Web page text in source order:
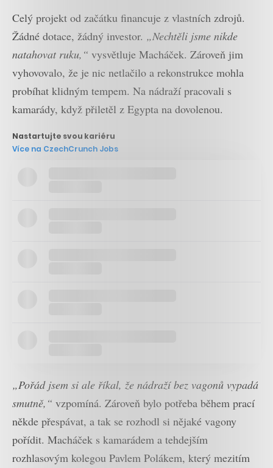
Celý projekt od začátku financuje z vlastních zdrojů.
Žádné dotace, žádný investor. „Nechtěli jsme nikde
natahovat ruku,“ vysvětluje Macháček. Zároveň jim
vyhovovalo, že je nic netlačilo a rekonstrukce mohla
probíhat klidným tempem. Na nádraží pracovali s
kamarády, když přiletěl z Egypta na dovolenou.
Nastartujte svou kariéru
Více na CzechCrunch Jobs
„Pořád jsem si ale říkal, že nádraží bez vagonů vypadá
smutně,“ vzpomíná. Zároveň bylo potřeba během prací
někde přespávat, a tak se rozhodl si nějaké vagony
pořídit. Macháček s kamarádem a tehdejším
rozhlasovým kolegou Pavlem Polákem, který mezitím